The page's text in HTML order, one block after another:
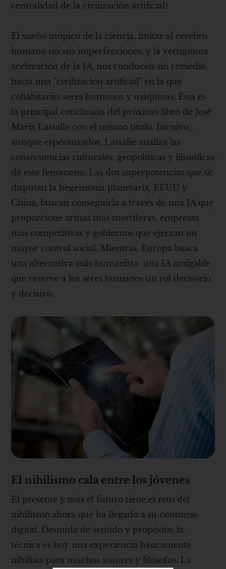
centralidad de la civilización artificial?
El sueño utópico de la ciencia, imitar al cerebro
humano sin sus imperfecciones, y la vertiginosa
aceleración de la IA, nos conducen sin remedio
hacia una "civilización artificial" en la que
cohabitarán seres humanos y máquinas. Ésta es
la principal conclusión del próximo libro de José
María Lassalle con el mismo título. Incisivo,
aunque esperanzador, Lassalle analiza las
consecuencias culturales, geopolíticas y filosóficas
de este fenómeno. Las dos superpotencias que se
disputan la hegemonía planetaria, EEUU y
China, buscan conseguirla a través de una IA que
proporcione armas más mortíferas, empresas
más competitivas y gobiernos que ejerzan un
mayor control social. Mientras, Europa busca
una alternativa más humanista: una IA amigable
que reserve a los seres humanos un rol decisorio
y decisivo.
El nihilismo cala entre los jóvenes
El presente y más el futuro tiene el reto del
nihilismo ahora que ha llegado a su consumo
digital. Desnuda de sentido y propósito, la
técnica es hoy una experiencia básicamente
nihilista para muchos autores y filósofos. La